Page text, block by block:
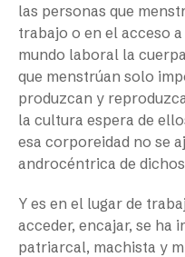
las personas que
trabajo o en el acceso
mundo laboral la
que menstrúan solo
produzcan y
la cultura espera de
esa corporeidad no se
androcéntrica de
Y es en el lugar de
acceder, encajar, se ha
patriarcal, machista y